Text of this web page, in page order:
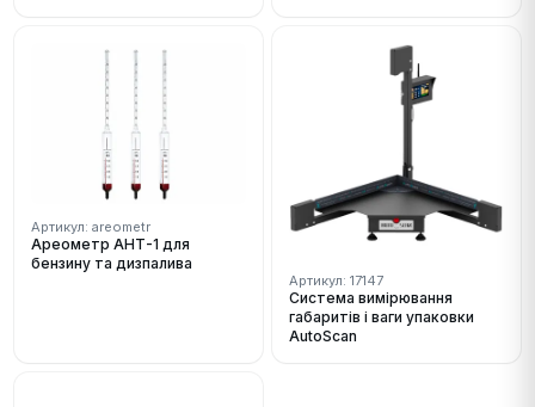
Артикул: areometr
Ареометр АНТ-1 для
бензину та дизпалива
Артикул: 17147
Система вимірювання
габаритів і ваги упаковки
AutoScan